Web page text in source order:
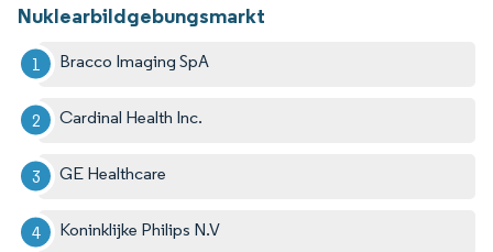
Nuklearbildgebungsmarkt
Bracco Imaging SpA
Cardinal Health Inc.
GE Healthcare
Koninklijke Philips N.V